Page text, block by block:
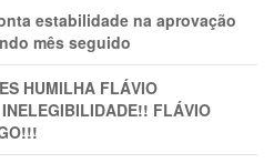
estabilidade na aprovação
mês seguido
HUMlLHA FLÁVIO
FLÁVIO